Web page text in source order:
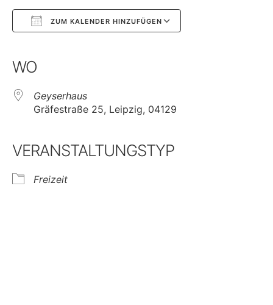
ZUM KALENDER HINZUFÜGEN
WO
Geyserhaus
Gräfestraße 25, Leipzig, 04129
VERANSTALTUNGSTYP
Freizeit